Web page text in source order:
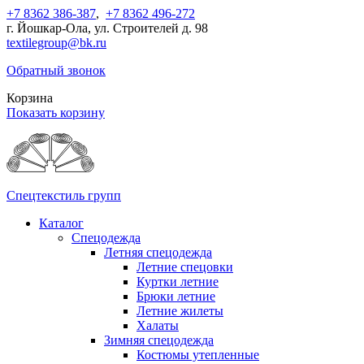
+7 8362 386-387, +7 8362 496-272
г. Йошкар-Ола, ул. Строителей д. 98
textilegroup@bk.ru
Обратный звонок
Корзина
Показать корзину
Спецтекстиль групп
Каталог
Спецодежда
Летняя спецодежда
Летние спецовки
Куртки летние
Брюки летние
Летние жилеты
Халаты
Зимняя спецодежда
Костюмы утепленные